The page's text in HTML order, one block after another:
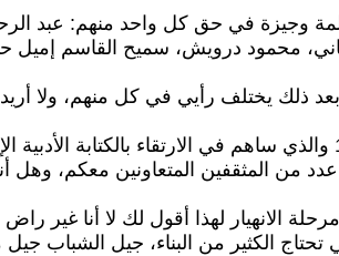
وجيزة في حق كل واحد منهم: عبد
محمود درويش، سميح القاسم إميل
ذلك يختلف رأيي في كل منهم، ولا
من المثقفين المتعاونين معكم، وهل
الانهيار لهذا أقول لك لا أنا غير
الكثير من البناء، جيل الشباب